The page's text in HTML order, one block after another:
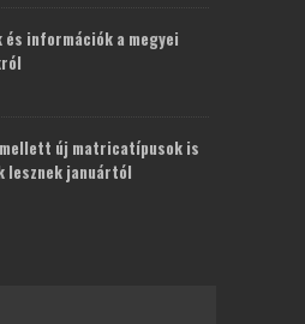
és információk a megyei
új matricatípusok is
lesznek januártól